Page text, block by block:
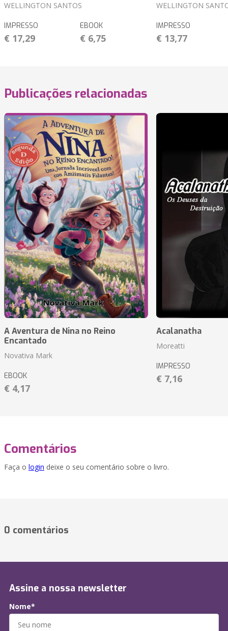
WELLINGTON SANTOS
IMPRESSO
€ 17,29
EBOOK
€ 6,75
WELLINGTON
IMPRESSO
€ 13,77
Publicações relacionadas
A Aventura de Nina no Reino
Encantado
Novativa Mark
EBOOK
€ 4,17
Acalanatha
Moreatti
IMPRESSO
€ 7,16
Comentários
Faça o login deixe o seu comentário sobre o livro.
0 comentários
Assine a nossa newsletter
Nome*